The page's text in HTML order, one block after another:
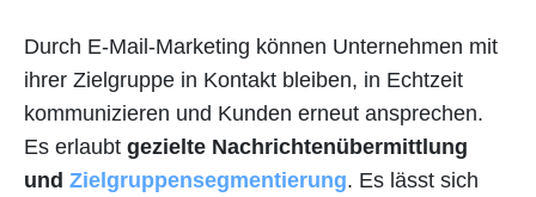
Durch E-Mail-Marketing können Unternehmen mit
ihrer Zielgruppe in Kontakt bleiben, in Echtzeit
kommunizieren und Kunden erneut ansprechen.
Es erlaubt gezielte Nachrichtenübermittlung
und Zielgruppensegmentierung. Es lässt sich